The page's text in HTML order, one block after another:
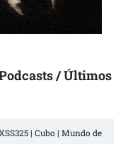
/ Últimos
| Cubo | Mundo de